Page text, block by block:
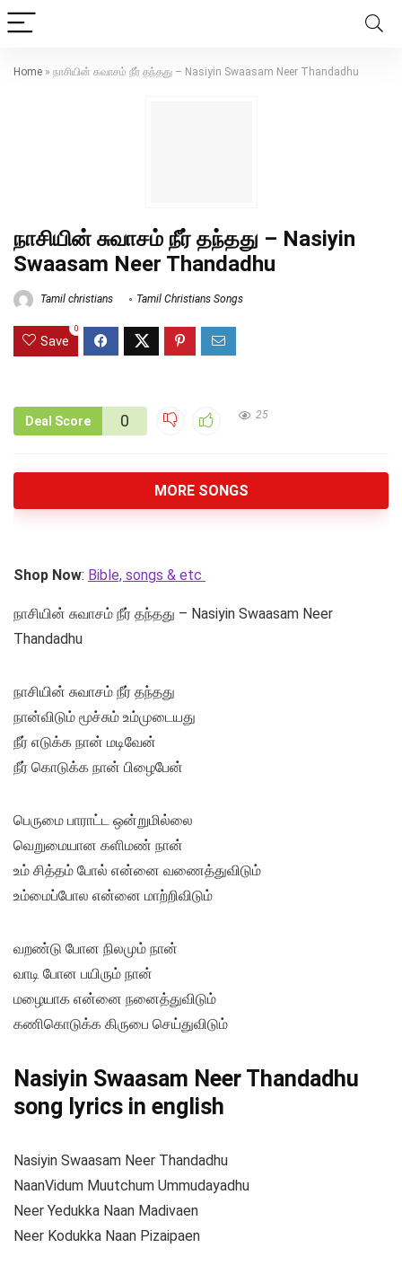
Home » நாசியின் சுவாசம் நீர் தந்தது – Nasiyin Swaasam Neer Thandadhu
நாசியின் சுவாசம் நீர் தந்தது – Nasiyin
Swaasam Neer Thandadhu
Tamil christians Tamil Christians Songs
Save
0
Deal Score 0 25
MORE SONGS
Shop Now: Bible, songs & etc
நாசியின் சுவாசம் நீர் தந்தது – Nasiyin Swaasam Neer
Thandadhu
நாசியின் சுவாசம் நீர் தந்தது
நான்விடும் மூச்சும் உம்முடையது
நீர் எடுக்க நான் மடிவேன்
நீர் கொடுக்க நான் பிழைபேன்
பெருமை பாராட்ட ஒன்றுமில்லை
வெறுமையான களிமண் நான்
உம் சித்தம் போல் என்னை வணைத்துவிடும்
உம்மைப்போல என்னை மாற்றிவிடும்
வறண்டு போன நிலமும் நான்
வாடி போன பயிரும் நான்
மழையாக என்னை நனைத்துவிடும்
கணிகொடுக்க கிருபை செய்துவிடும்
Nasiyin Swaasam Neer Thandadhu
song lyrics in english
Nasiyin Swaasam Neer Thandadhu
NaanVidum Muutchum Ummudayadhu
Neer Yedukka Naan Madivaen
Neer Kodukka Naan Pizaipaen